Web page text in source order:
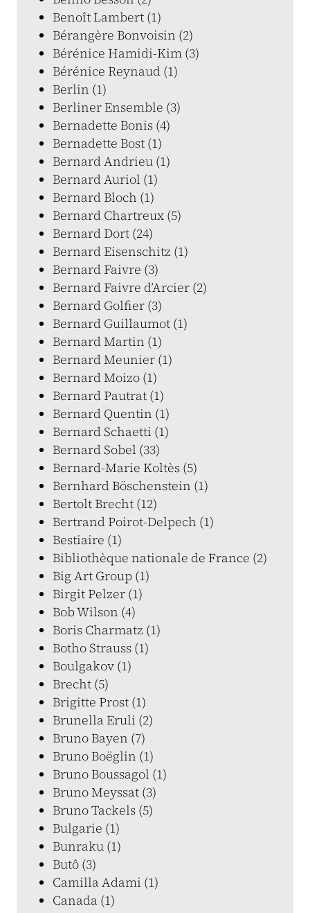
Benoît Lambert (1)
Bérangère Bonvoisin (2)
Bérénice Hamidi-Kim (3)
Bérénice Reynaud (1)
Berlin (1)
Berliner Ensemble (3)
Bernadette Bonis (4)
Bernadette Bost (1)
Bernard Andrieu (1)
Bernard Auriol (1)
Bernard Bloch (1)
Bernard Chartreux (5)
Bernard Dort (24)
Bernard Eisenschitz (1)
Bernard Faivre (3)
Bernard Faivre d’Arcier (2)
Bernard Golfier (3)
Bernard Guillaumot (1)
Bernard Martin (1)
Bernard Meunier (1)
Bernard Moizo (1)
Bernard Pautrat (1)
Bernard Quentin (1)
Bernard Schaetti (1)
Bernard Sobel (33)
Bernard-Marie Koltès (5)
Bernhard Böschenstein (1)
Bertolt Brecht (12)
Bertrand Poirot-Delpech (1)
Bestiaire (1)
Bibliothèque nationale de France (2)
Big Art Group (1)
Birgit Pelzer (1)
Bob Wilson (4)
Boris Charmatz (1)
Botho Strauss (1)
Boulgakov (1)
Brecht (5)
Brigitte Prost (1)
Brunella Eruli (2)
Bruno Bayen (7)
Bruno Boëglin (1)
Bruno Boussagol (1)
Bruno Meyssat (3)
Bruno Tackels (5)
Bulgarie (1)
Bunraku (1)
Butô (3)
Camilla Adami (1)
Canada (1)